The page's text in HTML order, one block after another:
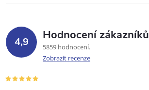
4,9 Hodnocení zákazníků
5859 hodnocení
Zobrazit recenze